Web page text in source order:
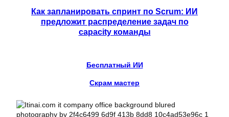
Как запланировать спринт по Scrum: ИИ
предложит распределение задач по
capacity команды
Бесплатный ИИ
Скрам мастер